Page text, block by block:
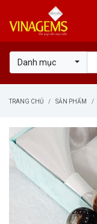
Danh mục
TRANG CHỦ SẢN PHẨM